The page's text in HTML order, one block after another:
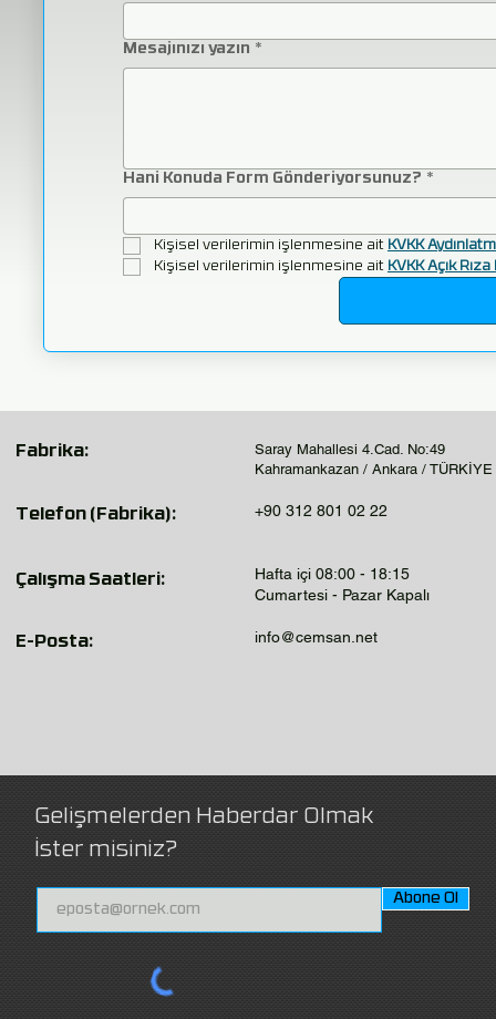
Mesajınızı yazın *
Hani Konuda Form Gönderiyorsunuz? *
Kişisel verilerimin işlenmesine ait KVKK
Kişisel verilerimin işlenmesine ait KVKK Açık
Fabrika:
Telefon (Fabrika):
Çalışma Saatleri:
E-Posta:
Saray Mahallesi 4.Cad. No:49
Kahramankazan / Ankara / TÜRKİYE
+90 312 801 02 22
Hafta içi 08:00 - 18:15
Cumartesi - Pazar Kapalı
info@cemsan.net
Gelişmelerden Haberdar Olmak
İster misiniz?
Abone Ol